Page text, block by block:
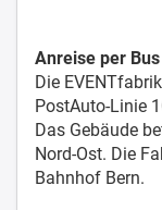
Anreise per Bus
Die
PostAuto-Linie
Das Gebäude
Nord-Ost. Die
Bahnhof Bern.